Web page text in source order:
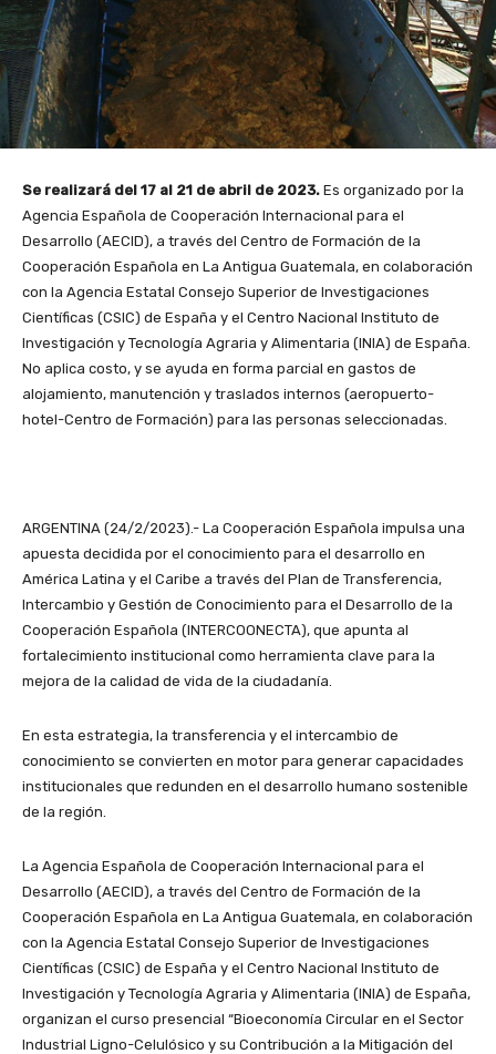
Se realizará del 17 al 21 de abril de 2023. Es organizado por la
Agencia Española de Cooperación Internacional para el
Desarrollo (AECID), a través del Centro de Formación de la
Cooperación Española en La Antigua Guatemala, en colaboración
con la Agencia Estatal Consejo Superior de Investigaciones
Científicas (CSIC) de España y el Centro Nacional Instituto de
Investigación y Tecnología Agraria y Alimentaria (INIA) de España.
No aplica costo, y se ayuda en forma parcial en gastos de
alojamiento, manutención y traslados internos (aeropuerto-
hotel-Centro de Formación) para las personas seleccionadas.
ARGENTINA (24/2/2023).- La Cooperación Española impulsa una
apuesta decidida por el conocimiento para el desarrollo en
América Latina y el Caribe a través del Plan de Transferencia,
Intercambio y Gestión de Conocimiento para el Desarrollo de la
Cooperación Española (INTERCOONECTA), que apunta al
fortalecimiento institucional como herramienta clave para la
mejora de la calidad de vida de la ciudadanía.
En esta estrategia, la transferencia y el intercambio de
conocimiento se convierten en motor para generar capacidades
institucionales que redunden en el desarrollo humano sostenible
de la región.
La Agencia Española de Cooperación Internacional para el
Desarrollo (AECID), a través del Centro de Formación de la
Cooperación Española en La Antigua Guatemala, en colaboración
con la Agencia Estatal Consejo Superior de Investigaciones
Científicas (CSIC) de España y el Centro Nacional Instituto de
Investigación y Tecnología Agraria y Alimentaria (INIA) de España,
organizan el curso presencial “Bioeconomía Circular en el Sector
Industrial Ligno-Celulósico y su Contribución a la Mitigación del